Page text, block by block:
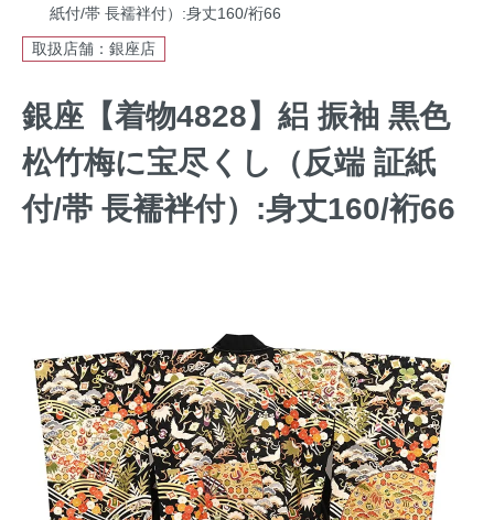
紙付/帯 長襦袢付）:身丈160/裄66
取扱店舗：銀座店
銀座【着物4828】絽 振袖 黒色
松竹梅に宝尽くし（反端 証紙
付/帯 長襦袢付）:身丈160/裄66